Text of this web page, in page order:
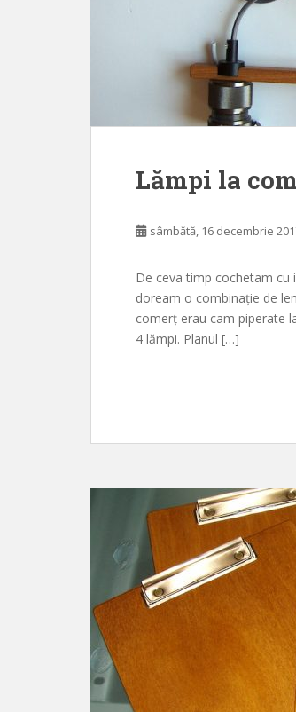
Lămpi la
sâmbătă, 16 decembrie
De ceva timp cochetam cu
doream o combinație de
comerț erau cam piperate
4 lămpi. Planul […]